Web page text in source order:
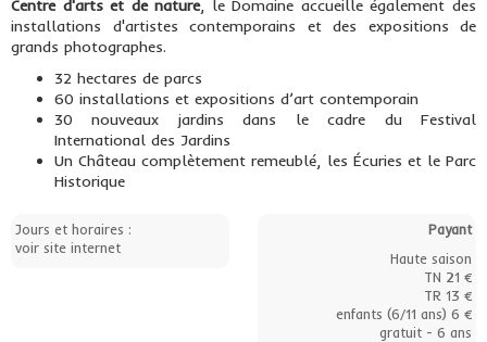
Centre d'arts et de nature, le Domaine accueille également des
installations d'artistes contemporains et des expositions de
grands photographes.
32 hectares de parcs
60 installations et expositions d’art contemporain
30 nouveaux jardins dans le cadre du Festival
International des Jardins
Un Château complètement remeublé, les Écuries et le Parc
Historique
Jours et horaires :
voir site internet
Payant
Haute saison
TN 21 €
TR 13 €
enfants (6/11 ans) 6 €
gratuit - 6 ans